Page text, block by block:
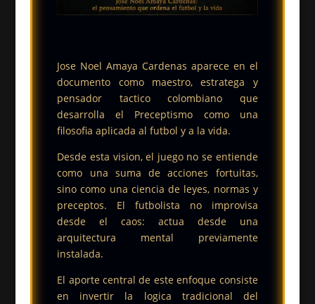
Jose Noel Amaya Cardenas aparece en el
documento como maestro, estratega y
pensador tactico colombiano que
desarrolla el Preceptismo como una
filosofia aplicada al futbol y a la vida.
Desde esta vision, el juego no se entiende
como una suma de acciones fortuitas,
sino como una ciencia de leyes, normas y
preceptos. El futbolista no improvisa
desde el caos: actua desde una
arquitectura mental previamente
instalada.
El aporte central de este enfoque consiste
en invertir la logica tradicional del